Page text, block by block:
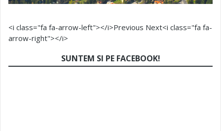
<i class="fa fa-arrow-left"></i>Previous Next<i class="fa fa-
arrow-right"></i>
SUNTEM SI PE FACEBOOK!